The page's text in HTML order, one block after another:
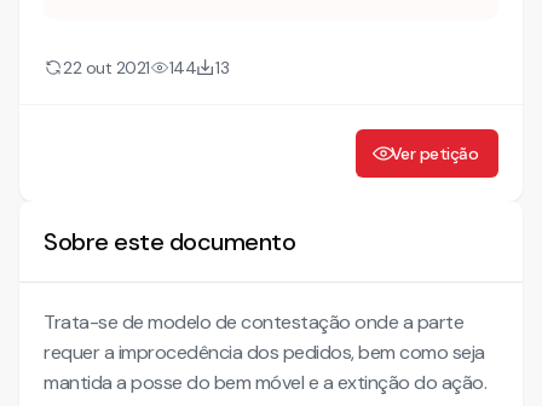
22 out 2021 144 13
Ver petição
Sobre este documento
Trata-se de modelo de contestação onde a parte
requer a improcedência dos pedidos, bem como seja
mantida a posse do bem móvel e a extinção do ação.